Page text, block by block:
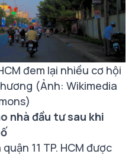
đem lại nhiều cơ hội
(Ảnh: Wikimedia
nhà đầu tư sau khi
11 TP. HCM được